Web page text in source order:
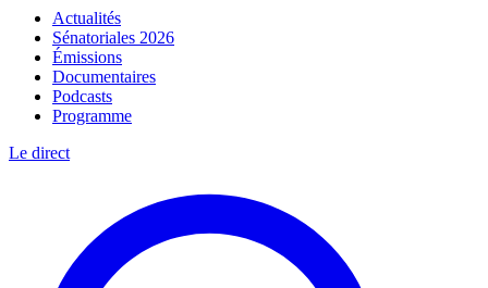
Actualités
Sénatoriales 2026
Émissions
Documentaires
Podcasts
Programme
Le direct